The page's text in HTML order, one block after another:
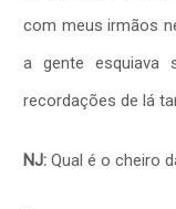
com meus irmãos
a gente esquiava
recordações de lá
NJ: Qual é o cheiro